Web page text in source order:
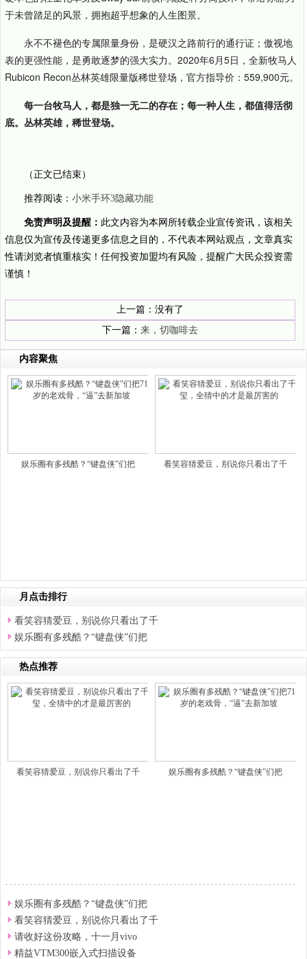
于未曾踏足的风景，拥抱超乎想象的人生图景。
永不不褪色的专属限量身份，是硬汉之路前行的通行证；傲视地
表的更强性能，是勇敢逐梦的强大实力。2020年6月5日，全新牧马人
Rubicon Recon丛林英雄限量版稀世登场，官方指导价：559,900元。
每一台牧马人，都是独一无二的存在；每一种人生，都值得活彻
底。丛林英雄，稀世登场。
（正文已结束）
推荐阅读： 小米手环3隐藏功能
免责声明及提醒： 此文内容为本网所转载企业宣传资讯，该相关
信息仅为宣传及传递更多信息之目的，不代表本网站观点，文章真实
性请浏览者慎重核实！任何投资加盟均有风险，提醒广大民众投资需
谨慎！
上一篇：没有了
下一篇： 来，切咖啡去
内容聚焦
娱乐圈有多残酷？“键盘侠”们把 看笑容猜爱豆，别说你只看出了千
月点击排行
看笑容猜爱豆，别说你只看出了千
娱乐圈有多残酷？“键盘侠”们把
热点推荐
看笑容猜爱豆，别说你只看出了千 娱乐圈有多残酷？“键盘侠”们把
娱乐圈有多残酷？“键盘侠”们把
看笑容猜爱豆，别说你只看出了千
请收好这份攻略，十一月vivo
精益VTM300嵌入式扫描设备